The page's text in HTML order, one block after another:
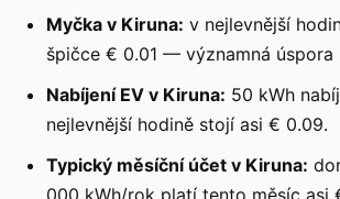
Myčka v Kiruna: v nejlevnější
špičce € 0.01 — významná úspora
Nabíjení EV v Kiruna: 50 kWh
nejlevnější hodině stojí asi € 0.09.
Typický měsíční účet v Kiruna:
000 kWh/rok platí tento měsíc asi